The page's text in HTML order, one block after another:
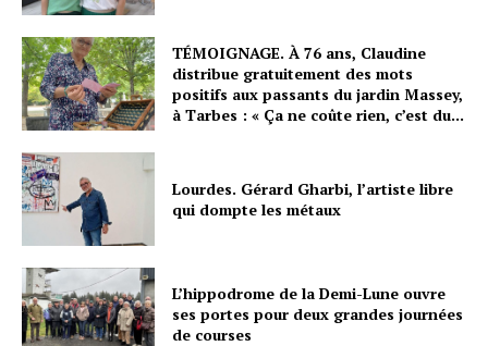
TÉMOIGNAGE. À 76 ans, Claudine
distribue gratuitement des mots
positifs aux passants du jardin Massey,
à Tarbes : « Ça ne coûte rien, c’est du...
Lourdes. Gérard Gharbi, l’artiste libre
qui dompte les métaux
L’hippodrome de la Demi-Lune ouvre
ses portes pour deux grandes journées
de courses